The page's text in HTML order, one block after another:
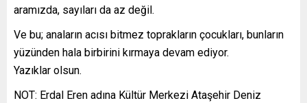
aramızda, sayıları da az değil.
Ve bu; anaların acısı bitmez toprakların çocukları, bunların
yüzünden hala birbirini kırmaya devam ediyor.
Yazıklar olsun.
NOT: Erdal Eren adına Kültür Merkezi Ataşehir Deniz